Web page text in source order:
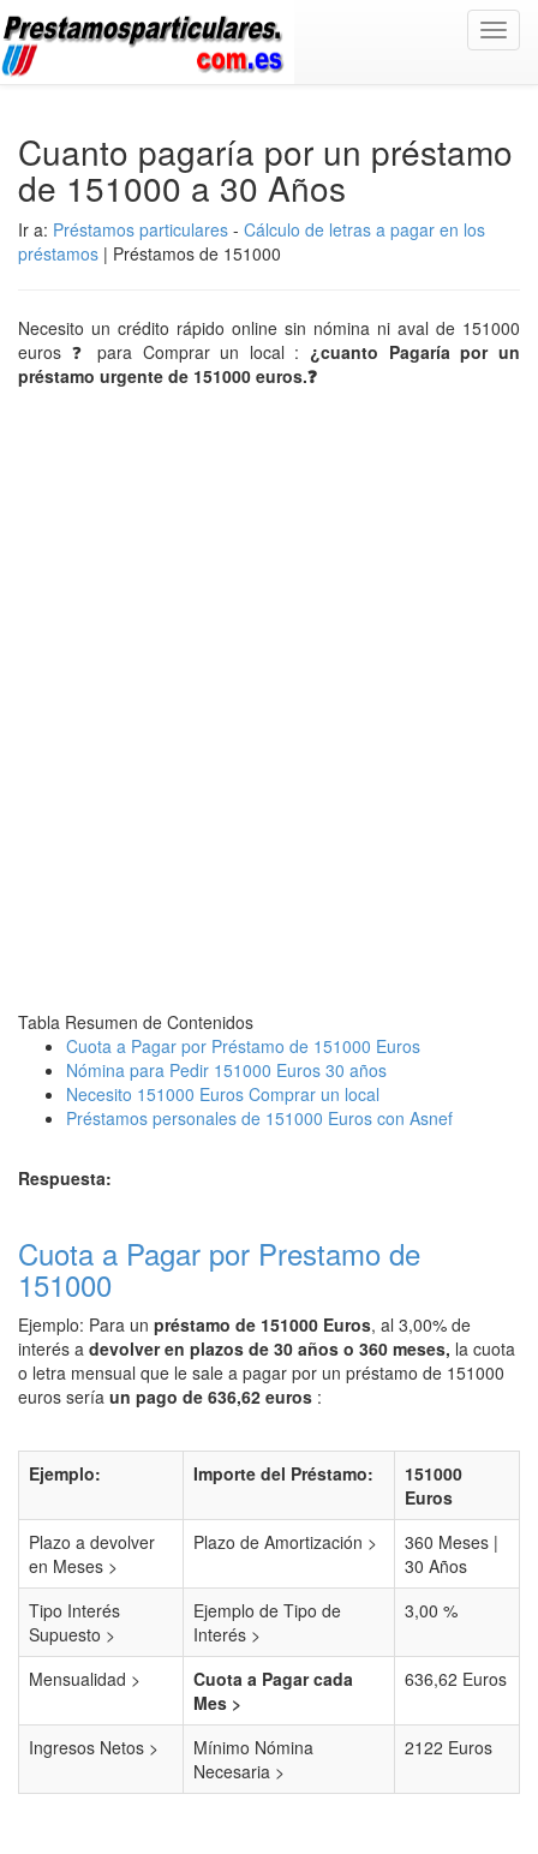
Cuanto pagaría por un préstamo
de 151000 a 30 Años
Ir a: Préstamos particulares - Cálculo de letras a pagar en los
préstamos | Préstamos de 151000
Necesito un crédito rápido online sin nómina ni aval de 151000
euros ❓ para Comprar un local :¿cuanto Pagaría por un
préstamo urgente de 151000 euros.❓
Tabla Resumen de Contenidos
Cuota a Pagar por Préstamo de 151000 Euros
Nómina para Pedir 151000 Euros 30 años
Necesito 151000 Euros Comprar un local
Préstamos personales de 151000 Euros con Asnef
Respuesta:
Cuota a Pagar por Prestamo de
151000
Ejemplo: Para un préstamo de 151000 Euros, al 3,00% de
interés a devolver en plazos de 30 años o 360 meses, la cuota
o letra mensual que le sale a pagar por un préstamo de 151000
euros sería un pago de 636,62 euros :
Ejemplo: Importe del Préstamo:
151000
Euros
Plazo a devolver
en Meses >
Plazo de Amortización >
360 Meses |
30 Años
Tipo Interés
Supuesto >
Ejemplo de Tipo de
Interés >
3,00 %
Mensualidad >
Cuota a Pagar cada
Mes >
636,62 Euros
Ingresos Netos >
Mínimo Nómina
Necesaria >
2122 Euros